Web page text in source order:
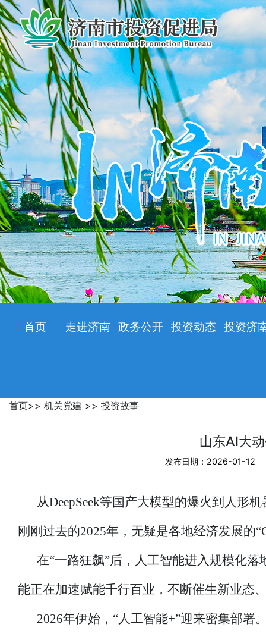
首页 走进济南 政务公开 投资动态 投资济
首页>> 机关党建 >> 投资故事
山东AI大
发布日期：2026-01-12
从DeepSeek等国产大模型的爆火到人形
刚刚过去的2025年，无疑是各地经济发展的
在“一路狂飙”后，人工智能进入规模化
能正在加速赋能千行百业，不断催生新业态
2026年伊始，“人工智能+”迎来密集部署